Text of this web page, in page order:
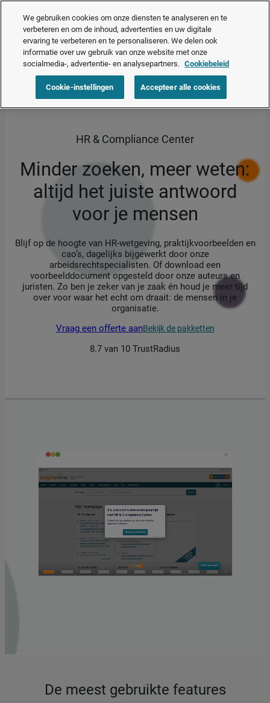
Nu beschikbaar – je slimme HR-assistent.Bekijk AI Assist in actie
Vraag een offerte aan
Producten > HR & Compliance Center
HR & Compliance Center
Minder zoeken, meer weten:
altijd het juiste antwoord
voor je mensen
Blijf op de hoogte van HR-wetgeving, praktijkvoorbeelden en
cao’s, dagelijks bijgewerkt door onze
arbeidsrechtspecialisten. Of download een
voorbeelddocument opgesteld door onze auteurs en
juristen. Zo ben je zeker van je zaak én houd je meer tijd
over voor waar het echt om draait: de mensen in je
organisatie.
Vraag een offerte aanBekijk de pakketten
8.7 van 10 TrustRadius
De meest gebruikte features
We gebruiken cookies om onze diensten te analyseren en te
verbeteren en om de inhoud, advertenties en uw digitale
ervaring te verbeteren en te personaliseren. We delen ook
informatie over uw gebruik van onze website met onze
socialmedia-, advertentie- en analysepartners. Cookiebeleid
Cookie-instellingen Accepteer alle cookies